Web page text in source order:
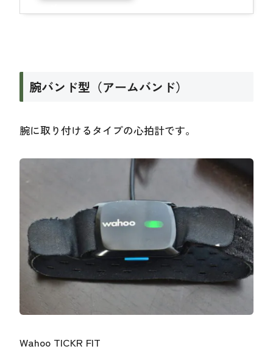
腕バンド型（アームバンド）
腕に取り付けるタイプの心拍計です。
Wahoo TICKR FIT